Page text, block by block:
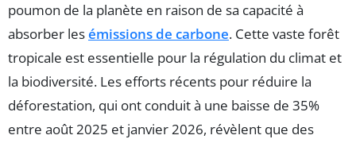
poumon de la planète en raison de sa capacité à
absorber lesémissions de carbone. Cette vaste forêt
tropicale est essentielle pour la régulation du climat et
la biodiversité. Les efforts récents pour réduire la
déforestation, qui ont conduit à une baisse de 35%
entre août 2025 et janvier 2026, révèlent que des